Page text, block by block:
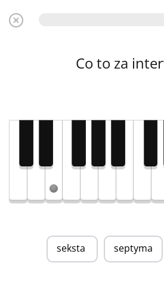
Co to za
seksta septyma